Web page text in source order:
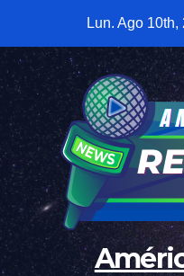
contenido
Lun. Ago 10th,